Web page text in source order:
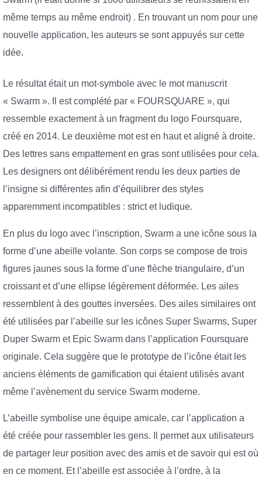
même temps au même endroit) . En trouvant un nom pour une
nouvelle application, les auteurs se sont appuyés sur cette
idée.
Le résultat était un mot-symbole avec le mot manuscrit
« Swarm ». Il est complété par « FOURSQUARE », qui
ressemble exactement à un fragment du logo Foursquare,
créé en 2014. Le deuxième mot est en haut et aligné à droite.
Des lettres sans empattement en gras sont utilisées pour cela.
Les designers ont délibérément rendu les deux parties de
l’insigne si différentes afin d’équilibrer des styles
apparemment incompatibles : strict et ludique.
En plus du logo avec l’inscription, Swarm a une icône sous la
forme d’une abeille volante. Son corps se compose de trois
figures jaunes sous la forme d’une flèche triangulaire, d’un
croissant et d’une ellipse légèrement déformée. Les ailes
ressemblent à des gouttes inversées. Des ailes similaires ont
été utilisées par l’abeille sur les icônes Super Swarms, Super
Duper Swarm et Epic Swarm dans l’application Foursquare
originale. Cela suggère que le prototype de l’icône était les
anciens éléments de gamification qui étaient utilisés avant
même l’avènement du service Swarm moderne.
L’abeille symbolise une équipe amicale, car l’application a
été créée pour rassembler les gens. Il permet aux utilisateurs
de partager leur position avec des amis et de savoir qui est où
en ce moment. Et l’abeille est associée à l’ordre, à la